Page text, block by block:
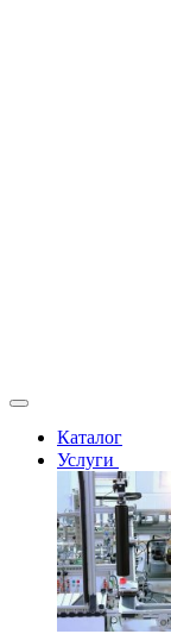
Каталог
Услуги